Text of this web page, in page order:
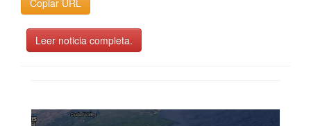
Leer noticia completa.